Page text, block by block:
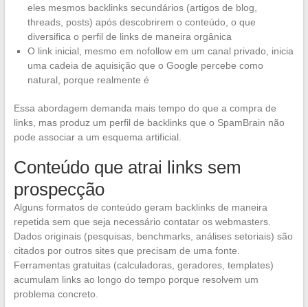
eles mesmos backlinks secundários (artigos de blog,
threads, posts) após descobrirem o conteúdo, o que
diversifica o perfil de links de maneira orgânica
O link inicial, mesmo em nofollow em um canal privado, inicia
uma cadeia de aquisição que o Google percebe como
natural, porque realmente é
Essa abordagem demanda mais tempo do que a compra de
links, mas produz um perfil de backlinks que o SpamBrain não
pode associar a um esquema artificial.
Conteúdo que atrai links sem
prospecção
Alguns formatos de conteúdo geram backlinks de maneira
repetida sem que seja necessário contatar os webmasters.
Dados originais (pesquisas, benchmarks, análises setoriais) são
citados por outros sites que precisam de uma fonte.
Ferramentas gratuitas (calculadoras, geradores, templates)
acumulam links ao longo do tempo porque resolvem um
problema concreto.